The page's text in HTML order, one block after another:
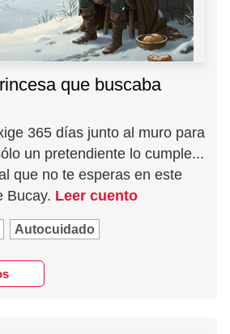
que buscaba
365 días junto al muro para
un pretendiente lo cumple...
que no te esperas en este
Bucay. Leer cuento
Autocuidado